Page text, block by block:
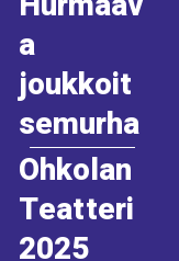
a
joukkoit
semurha
Ohkolan
Teatteri
2025